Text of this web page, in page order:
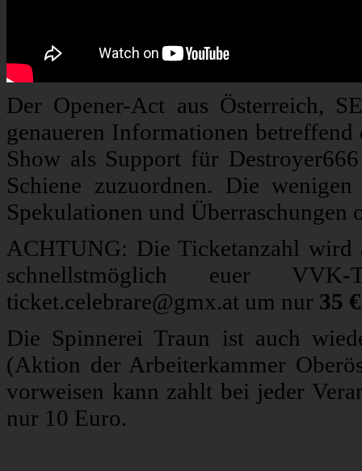
Der Opener-Act aus Österreich,
genaueren Informationen
Show als Support für
Schiene zuzuordnen. Die
Spekulationen und Überraschungen
ACHTUNG: Die Ticketanzahl
schnellstmöglich euer
ticket.celebrare@gmx.at um nur 35 €
Die Spinnerei Traun ist auch
(Aktion der Arbeiterkammer
vorweisen kann zahlt bei jeder
nur 10 Euro.